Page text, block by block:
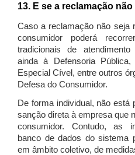
13. E se a reclamação
Caso a reclamação não seja
consumidor poderá
tradicionais de
ainda à Defensoria
Especial Cível, entre outros
Defesa do Consumidor.
De forma individual, não está
sanção direta à empresa que
consumidor. Contudo, as
banco de dados do sistema
em âmbito coletivo, de